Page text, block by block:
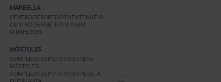
MARBELLA
CENTRO DEPORTIVO FUENTENUEVA
CENTRO DEPORTIVO SUPERA
MIRAFLORES
MÓSTOLES
COMPLEJO DEPORTIVO SUPERA
MÓSTOLES
COMPLEJO DEPORTIVO SUPERA LA